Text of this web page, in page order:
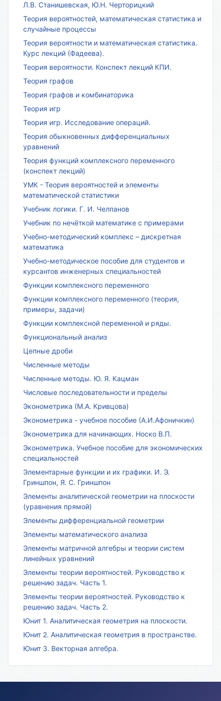
Л.В. Станишевская, Ю.Н. Черторицкий
Теория вероятностей, математическая статистика и
случайные процессы
Теория вероятности и математическая статистика.
Курс лекций (Фадеева).
Теория вероятности. Конспект лекций КПИ.
Теория графов
Теория графов и комбинаторика
Теория игр
Теория игр. Исследование операций.
Теория обыкновенных дифференциальных
уравнений
Теория функций комплексного переменного
(конспект лекций)
УМК - Теория вероятностей и элементы
математической статистики
Учебник логики. Г. И. Челпанов
Учебник по нечёткой математике с примерами
Учебно-методический комплекс – дискретная
математика
Учебно-методическое пособие для студентов и
курсантов инженерных специальностей
Функции комплексного переменного
Функции комплексного переменного (теория,
примеры, задачи)
Функции комплексной переменной и ряды.
Функциональный анализ
Цепные дроби
Численные методы
Численные методы. Ю. Я. Кацман
Числовые последовательности и пределы
Эконометрика (М.А. Кривцова)
Эконометрика - учебное пособие (А.И.Афоничкин)
Эконометрика для начинающих. Носко В.П.
Эконометрика. Учебное пособие для экономических
специальностей
Элементарные функции и их графики. И. Э.
Гриншпон, Я. С. Гриншпон
Элементы аналитической геометрии на плоскости
(уравнения прямой)
Элементы дифференциальной геометрии
Элементы математического анализа
Элементы матричной алгебры и теории систем
линейных уравнений
Элементы теории вероятностей. Руководство к
решению задач. Часть 1.
Элементы теории вероятностей. Руководство к
решению задач. Часть 2.
Юнит 1. Аналитическая геометрия на плоскости.
Юнит 2. Аналитическая геометрия в пространстве.
Юнит 3. Векторная алгебра.